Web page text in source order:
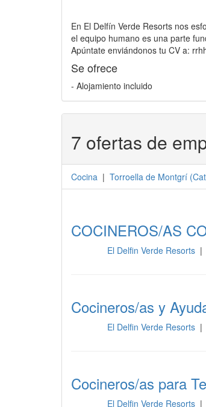
En El Delfín Verde Resorts nos
el equipo humano es una parte
Apúntate enviándonos tu CV a:
Se ofrece
- Alojamiento incluido
7 ofertas de
Cocina | Torroella de Montgrí (
COCINEROS/AS
El Delfin Verde Resorts |
Cocineros/as y
El Delfin Verde Resorts |
Cocineros/as para
El Delfin Verde Resorts |